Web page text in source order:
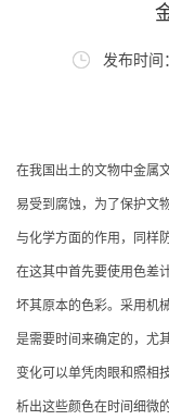
发布时
在我国出土的文物中金属
易受到腐蚀，为了保护文
与化学方面的作用，同样
在这其中首先要使用色差
坏其原本的色彩。采用机
是需要时间来确定的，尤
变化可以单凭肉眼和照相
析出这些颜色在时间细微的